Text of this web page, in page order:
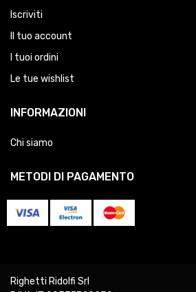
Iscriviti
Il tuo account
I tuoi ordini
Le tue wishlist
INFORMAZIONI
Chi siamo
METODI DI PAGAMENTO
Righetti Ridolfi Srl